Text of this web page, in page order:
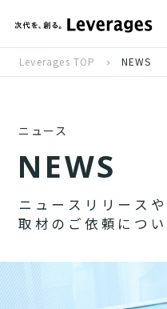
Leverages TOP NEWS
ニュース
NEWS
ニ ュ ー ス リ リ ー ス や
取 材 の ご 依 頼 に つ い